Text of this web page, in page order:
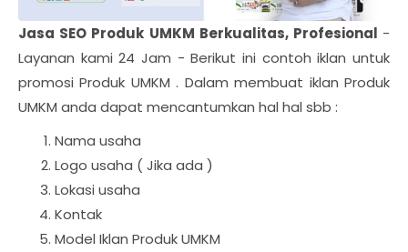
Jasa SEO Produk UMKM Berkualitas, Profesional -
Layanan kami 24 Jam - Berikut ini contoh iklan untuk
promosi Produk UMKM . Dalam membuat iklan Produk
UMKM anda dapat mencantumkan hal hal sbb :
Nama usaha
Logo usaha ( Jika ada )
Lokasi usaha
Kontak
Model Iklan Produk UMKM